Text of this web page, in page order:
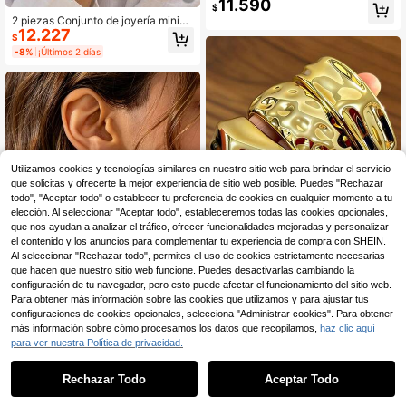
2 piezas Conjunto de joyería minim
alista con diseño geométrico huec
o, pulsera y anillo chapados en oro,
accesorios de moda para mujeres, a
decuados para uso casual, vacacio
nes, viajes, regalos en ocasiones co
mo el Día de San Valentín
$12.227
-8% ¡Últimos 2 días
NEW 1 par de pendientes elegantes
$6.678 -19%
simétrico con diseño geométrico ca
lado de moda, adecuado para vaca
cesorio diario de vestir
$11.590
Set de 3 piezas de pulseras brazale
te de alta calidad de oro CCB en ta
maños pequeño/mediano/grande, a
Clientes habituales
7.982
Utilizamos cookies y tecnologías similares en nuestro sitio web para brindar el servicio
que solicitas y ofrecerte la mejor experiencia de sitio web posible. Puedes "Rechazar
todo", "Aceptar todo" o establecer tu preferencia de cookies en cualquier momento a tu
elección. Al seleccionar "Aceptar todo", estableceremos todas las cookies opcionales,
que nos ayudan a analizar el tráfico, ofrecer funcionalidades mejoradas y personalizar
el contenido y los anuncios para complementar tu experiencia de compra con SHEIN.
Al seleccionar "Rechazar todo", permites el uso de cookies estrictamente necesarias
que hacen que nuestro sitio web funcione. Puedes desactivarlas cambiando la
configuración de tu navegador, pero esto puede afectar el funcionamiento del sitio web.
Para obtener más información sobre las cookies que utilizamos y para ajustar tus
configuraciones de cookies opcionales, selecciona "Administrar cookies". Para obtener
más información sobre cómo procesamos los datos que recopilamos, haz clic aquí
para ver nuestra Política de privacidad.
Rechazar Todo Aceptar Todo